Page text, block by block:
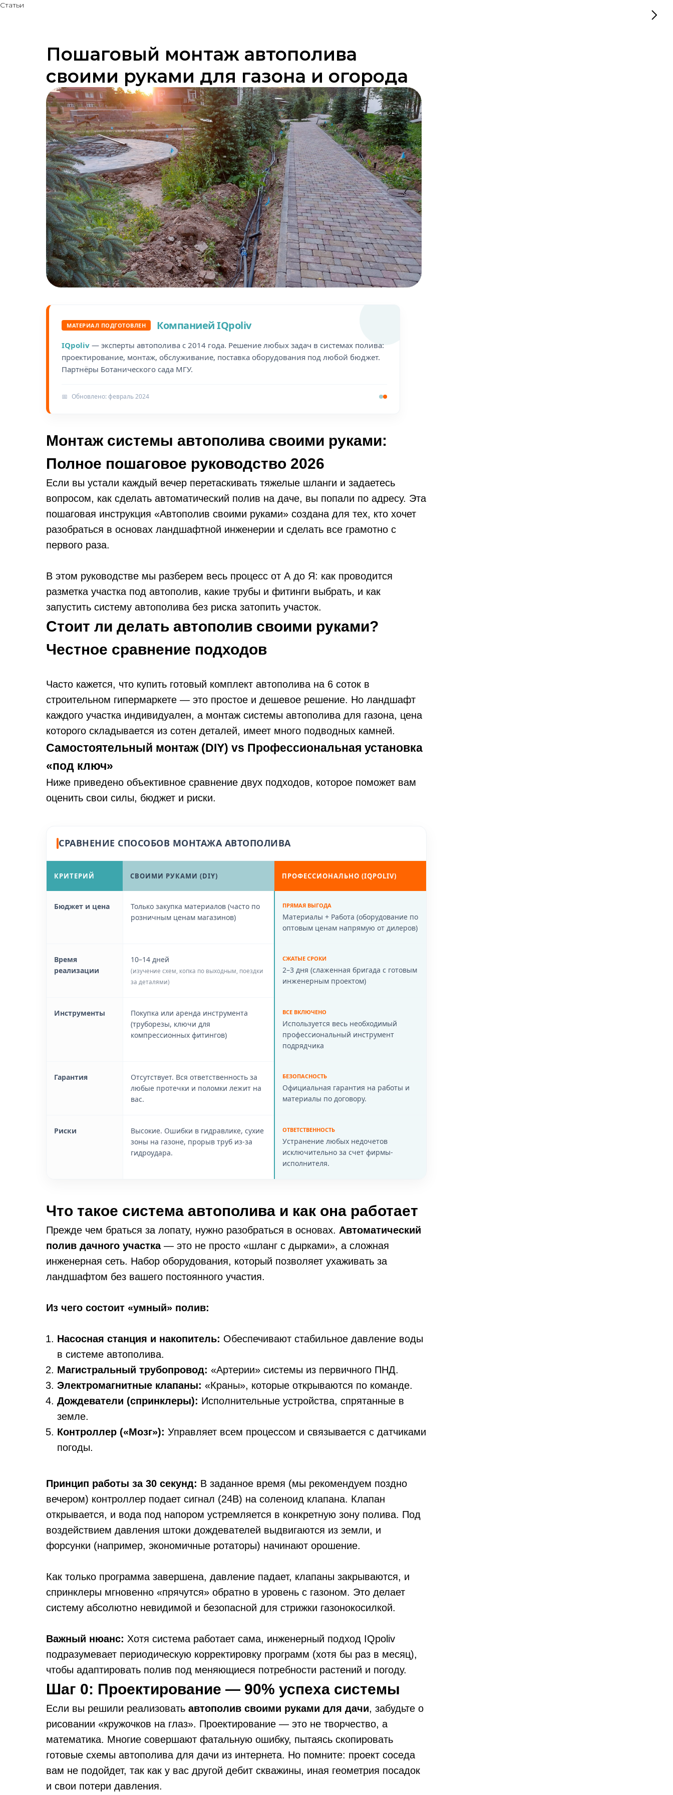
Статьи
Пошаговый монтаж автополива
своими руками для газона и огорода
МАТЕРИАЛ ПОДГОТОВЛЕН Компанией IQpoliv
IQpoliv — эксперты автополива с 2014 года. Решение любых задач в системах полива:
проектирование, монтаж, обслуживание, поставка оборудования под любой бюджет.
Партнёры Ботанического сада МГУ.
📅 Обновлено: февраль 2024
Монтаж системы автополива своими руками:
Полное пошаговое руководство 2026
Если вы устали каждый вечер перетаскивать тяжелые шланги и задаетесь
вопросом, как сделать автоматический полив на даче, вы попали по адресу. Эта
пошаговая инструкция «Автополив своими руками» создана для тех, кто хочет
разобраться в основах ландшафтной инженерии и сделать все грамотно с
первого раза.
В этом руководстве мы разберем весь процесс от А до Я: как проводится
разметка участка под автополив, какие трубы и фитинги выбрать, и как
запустить систему автополива без риска затопить участок.
Стоит ли делать автополив своими руками?
Честное сравнение подходов
Часто кажется, что купить готовый комплект автополива на 6 соток в
строительном гипермаркете — это простое и дешевое решение. Но ландшафт
каждого участка индивидуален, а монтаж системы автополива для газона, цена
которого складывается из сотен деталей, имеет много подводных камней.
Самостоятельный монтаж (DIY) vs Профессиональная установка
«под ключ»
Ниже приведено объективное сравнение двух подходов, которое поможет вам
оценить свои силы, бюджет и риски.
СРАВНЕНИЕ СПОСОБОВ МОНТАЖА АВТОПОЛИВА
КРИТЕРИЙ СВОИМИ РУКАМИ (DIY) ПРОФЕССИОНАЛЬНО (IQPOLIV)
Бюджет и цена
Только закупка материалов (часто по
розничным ценам магазинов)
ПРЯМАЯ ВЫГОДА
Материалы + Работа (оборудование по
оптовым ценам напрямую от дилеров)
Время
реализации
10–14 дней
(изучение схем, копка по выходным, поездки
за деталями)
СЖАТЫЕ СРОКИ
2–3 дня (слаженная бригада с готовым
инженерным проектом)
Инструменты
Покупка или аренда инструмента
(труборезы, ключи для
компрессионных фитингов)
ВСЕ ВКЛЮЧЕНО
Используется весь необходимый
профессиональный инструмент
подрядчика
Гарантия
Отсутствует. Вся ответственность за
любые протечки и поломки лежит на
вас.
БЕЗОПАСНОСТЬ
Официальная гарантия на работы и
материалы по договору.
Риски
Высокие. Ошибки в гидравлике, сухие
зоны на газоне, прорыв труб из-за
гидроудара.
ОТВЕТСТВЕННОСТЬ
Устранение любых недочетов
исключительно за счет фирмы-
исполнителя.
Что такое система автополива и как она работает
Прежде чем браться за лопату, нужно разобраться в основах. Автоматический
полив дачного участка— это не просто «шланг с дырками», а сложная
инженерная сеть. Набор оборудования, который позволяет ухаживать за
ландшафтом без вашего постоянного участия.
Из чего состоит «умный» полив:
Насосная станция и накопитель: Обеспечивают стабильное давление воды
в системе автополива.
Магистральный трубопровод: «Артерии» системы из первичного ПНД.
Электромагнитные клапаны: «Краны», которые открываются по команде.
Дождеватели (спринклеры): Исполнительные устройства, спрятанные в
земле.
Контроллер («Мозг»): Управляет всем процессом и связывается с датчиками
погоды.
Принцип работы за 30 секунд: В заданное время (мы рекомендуем поздно
вечером) контроллер подает сигнал (24В) на соленоид клапана. Клапан
открывается, и вода под напором устремляется в конкретную зону полива. Под
воздействием давления штоки дождевателей выдвигаются из земли, и
форсунки (например, экономичные ротаторы) начинают орошение.
Как только программа завершена, давление падает, клапаны закрываются, и
спринклеры мгновенно «прячутся» обратно в уровень с газоном. Это делает
систему абсолютно невидимой и безопасной для стрижки газонокосилкой.
Важный нюанс: Хотя система работает сама, инженерный подход IQpoliv
подразумевает периодическую корректировку программ (хотя бы раз в месяц),
чтобы адаптировать полив под меняющиеся потребности растений и погоду.
Шаг 0: Проектирование — 90% успеха системы
Если вы решили реализовать автополив своими руками для дачи, забудьте о
рисовании «кружочков на глаз». Проектирование — это не творчество, а
математика. Многие совершают фатальную ошибку, пытаясь скопировать
готовые схемы автополива для дачи из интернета. Но помните: проект соседа
вам не подойдет, так как у вас другой дебит скважины, иная геометрия посадок
и свои потери давления.